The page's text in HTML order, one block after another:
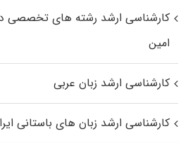
کارشناسی ارشد رﺷﺘﻪ ﻫﺎی تخصصی
اﻣﻴﻦ
کارشناسی ارشد زبان عربی
کارشناسی ارشد زبان‌ های باستانی